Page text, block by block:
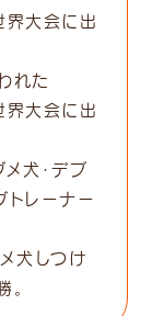
大会に出
れた
大会に出
メ犬・デブ
トレーナー
犬しつけ
。